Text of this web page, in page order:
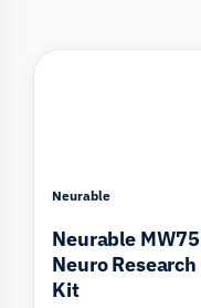
Neurable
Neurable MW75
Neuro Research
Kit